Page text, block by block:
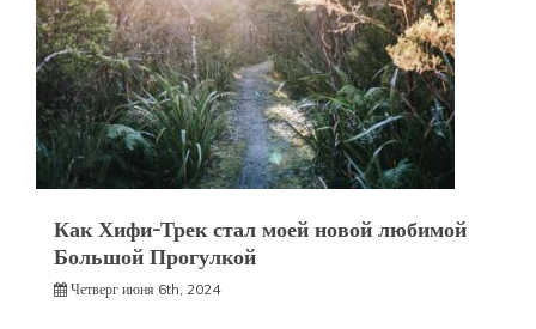
Как Хифи-Трек стал моей новой любимой
Большой Прогулкой
Четверг июня 6th, 2024